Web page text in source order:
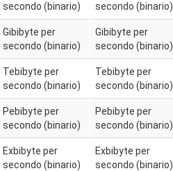
secondo (binario)
Gibibyte per
secondo (binario)
Tebibyte per
secondo (binario)
Pebibyte per
secondo (binario)
Exbibyte per
secondo (binario)
secondo (binario)
Gibibyte per
secondo (binario)
Tebibyte per
secondo (binario)
Pebibyte per
secondo (binario)
Exbibyte per
secondo (binario)